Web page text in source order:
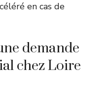
en cas de
demande
chez Loire